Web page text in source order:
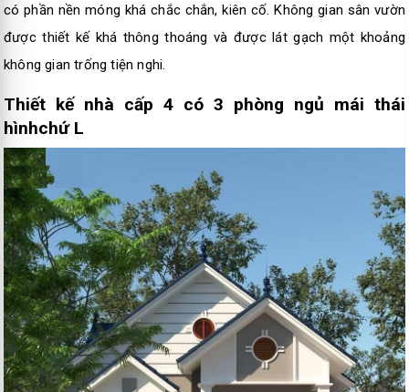
có phần nền móng khá chắc chắn, kiên cố. Không gian sân vườn
được thiết kế khá thông thoáng và được lát gạch một khoảng
không gian trống tiện nghi.
Thiết kế nhà cấp 4 có 3 phòng ngủ mái thái
hìnhchứ L